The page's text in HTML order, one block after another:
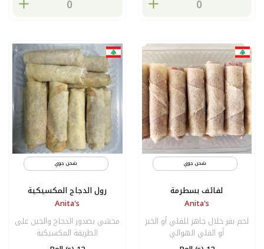
شحن جوي
لفائف بسطرمة
Anita's
لحم بقر حلال جاهز للقلي أو الخبز
أو القلي الهوائي
شحن جوي
رول الدجاج المكسيكية
Anita's
محشي بصدور الدجاج والجبن على
الطريقة المكسيكية